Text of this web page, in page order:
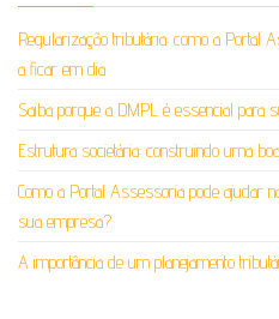
Regularização tributária: como a Portal
a ficar em dia
Saiba porque a DMPL é essencial para
Estrutura societária: construindo uma
Como a Portal Assessoria pode ajudar
sua empresa?
A importância de um planejamento